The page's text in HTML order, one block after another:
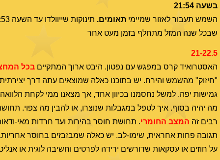
בשעה 21:54
השמש תעבור לאזור שמיימי תאומים.
שבכל שנה המזל מתחלף בזמן מעט אחר
21-22.5
האסטרואיד קרס במפגש עם נפטון. היבט ארוך המתקיים בכל
"חיזוק" מהשמש והירח. יש בתוכנו כאלה שמוצאים עתה דרך
גמישות יפה. למשל נחסמנו בכיוון אחד, אך מצאנו ממי לקחת
מה יהיה בסוף. איך לטפל במגבלות שנוצרו, או להבין מה צפוי.
רבים זה המצב החומרי. תחושת חוסר בהירות ועד חרדות מאי-
תגובה פחות אחראית, שימו-לב. יש כאלה שמבזבזים בחוסר
על חוזים או עסקאות שדורשים ירידה לפרטים וחשיבה לוגית או